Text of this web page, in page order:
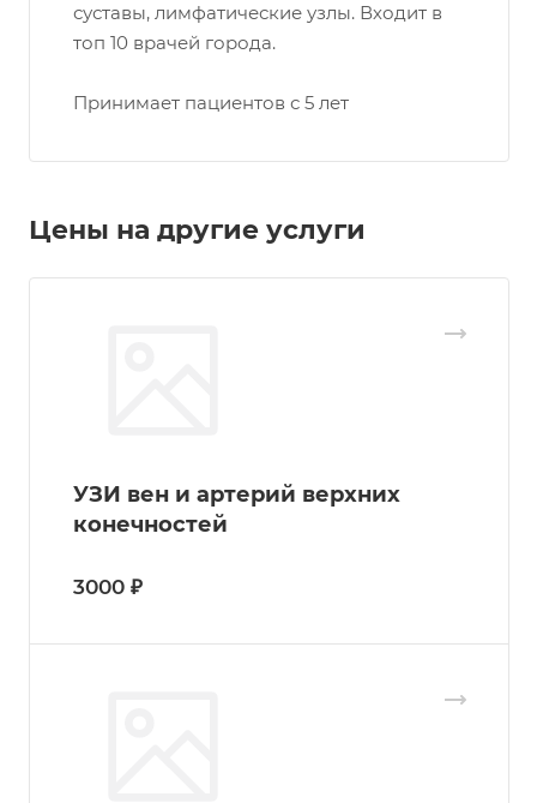
суставы, лимфатические узлы. Входит в
топ 10 врачей города.
Принимает пациентов с 5 лет
Цены на другие услуги
УЗИ вен и артерий верхних
конечностей
3000 ₽